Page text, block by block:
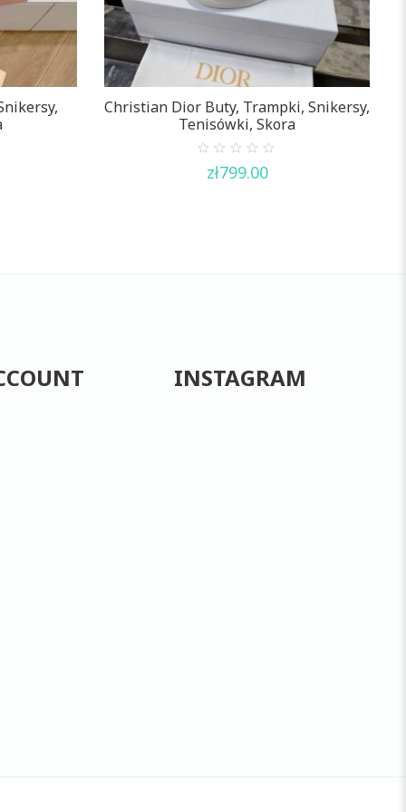
Christian Dior Buty, Trampki, Snikersy,
Tenisówki, Skora
out
zł799.00
INSTAGRAM